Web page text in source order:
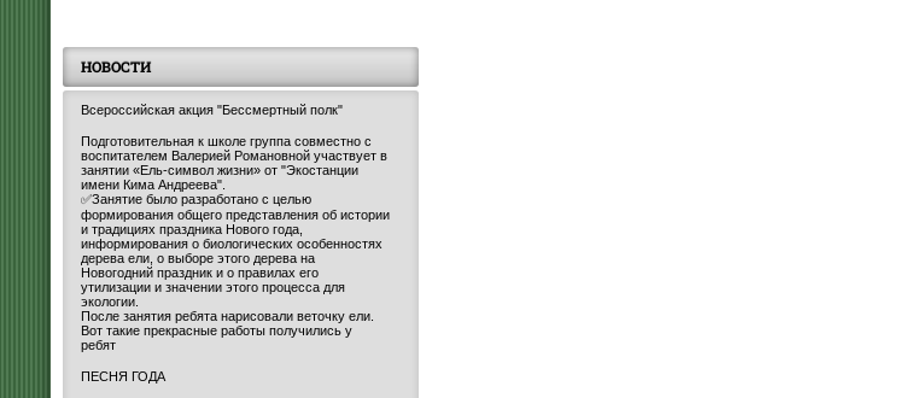
НОВОСТИ
Всероссийская акция "Бессмертный полк"
Подготовительная к школе группа совместно с
воспитателем Валерией Романовной участвует в
занятии «Ель-символ жизни» от "Экостанции
имени Кима Андреева".
✅Занятие было разработано с целью
формирования общего представления об истории
и традициях праздника Нового года,
информирования о биологических особенностях
дерева ели, о выборе этого дерева на
Новогодний праздник и о правилах его
утилизации и значении этого процесса для
экологии.
После занятия ребята нарисовали веточку ели.
Вот такие прекрасные работы получились у
ребят
ПЕСНЯ ГОДА